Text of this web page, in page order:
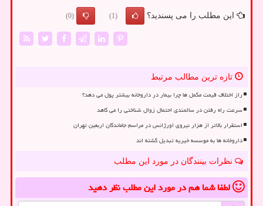
این مطلب را می پسندید؟ (1)
(0)
تازه ترین مطالب مرتبط
راز اختلاف قیمت مکمل ها چرا بیمار در داروخانه بیشتر پول می دهد؟
سرعت راه رفتن در سالمندی احتمال زوال شناختی را می کاهد
استقرار بالاتر از هزار نیروی اورژانس در مراسم جاماندگان اربعین تهران
داروخانه ها به موسسه خیریه تبدیل گشته اند
نظرات بینندگان در مورد این مطلب
لطفا شما همدر مورد این مطلبنظر دهید